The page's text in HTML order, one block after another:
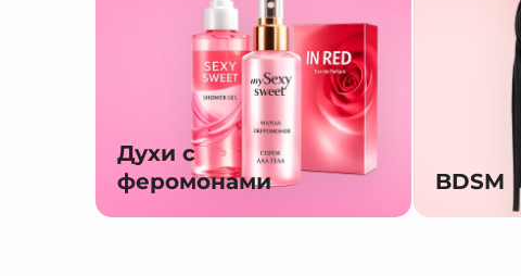
Духи с
феромонами
BDSM